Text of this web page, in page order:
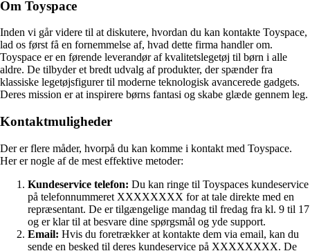
Om Toyspace
Inden vi går videre til at diskutere, hvordan du kan kontakte Toyspace,
lad os først få en fornemmelse af, hvad dette firma handler om.
Toyspace er en førende leverandør af kvalitetslegetøj til børn i alle
aldre. De tilbyder et bredt udvalg af produkter, der spænder fra
klassiske legetøjsfigurer til moderne teknologisk avancerede gadgets.
Deres mission er at inspirere børns fantasi og skabe glæde gennem leg.
Kontaktmuligheder
Der er flere måder, hvorpå du kan komme i kontakt med Toyspace.
Her er nogle af de mest effektive metoder:
Kundeservice telefon: Du kan ringe til Toyspaces kundeservice
på telefonnummeret XXXXXXXX for at tale direkte med en
repræsentant. De er tilgængelige mandag til fredag ​​fra kl. 9 til 17
og er klar til at besvare dine spørgsmål og yde support.
Email: Hvis du foretrækker at kontakte dem via email, kan du
sende en besked til deres kundeservice på XXXXXXXX. De